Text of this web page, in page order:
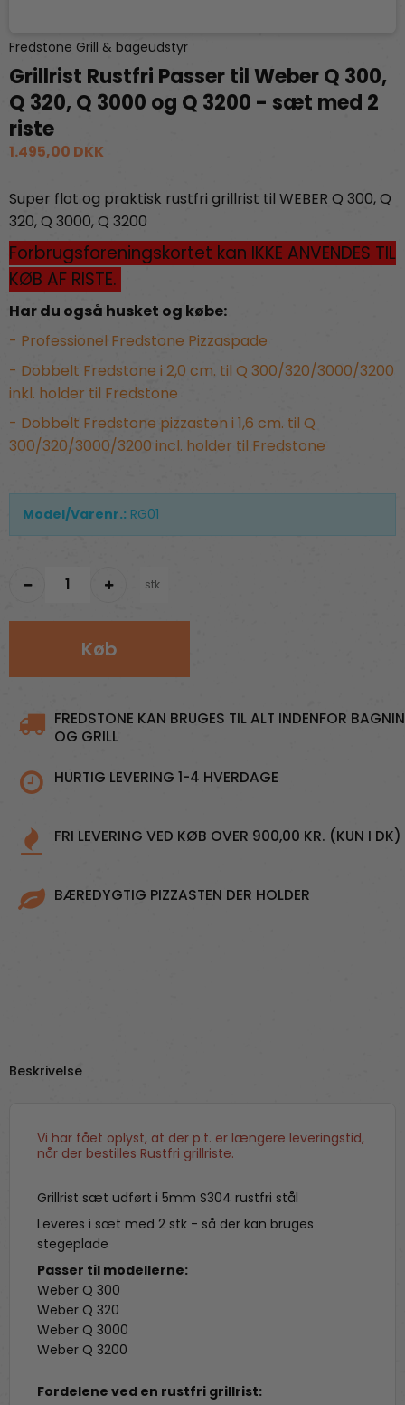
Fredstone Grill & bageudstyr
Grillrist Rustfri Passer til Weber Q 300,
Q 320, Q 3000 og Q 3200 - sæt med 2
riste
1.495,00 DKK
Super flot og praktisk rustfri grillrist til WEBER Q 300, Q
320, Q 3000, Q 3200
Forbrugsforeningskortet kan IKKE ANVENDES TIL
KØB AF RISTE.
Har du også husket og købe:
- Professionel Fredstone Pizzaspade
- Dobbelt Fredstone i 2,0 cm. til Q 300/320/3000/3200
inkl. holder til Fredstone
- Dobbelt Fredstone pizzasten i 1,6 cm. til Q
300/320/3000/3200 incl. holder til Fredstone
Model/Varenr.: RG01
stk.
Køb
FREDSTONE KAN BRUGES TIL ALT INDENFOR
OG GRILL
HURTIG LEVERING 1-4 HVERDAGE
FRI LEVERING VED KØB OVER 900,00 KR. (KUN I DK)
BÆREDYGTIG PIZZASTEN DER HOLDER
Beskrivelse
Vi har fået oplyst, at der p.t. er længere leveringstid,
når der bestilles Rustfri grillriste.
Grillrist sæt udført i 5mm S304 rustfri stål
Leveres i sæt med 2 stk - så der kan bruges
stegeplade
Passer til modellerne:
Weber Q 300
Weber Q 320
Weber Q 3000
Weber Q 3200
Fordelene ved en rustfri grillrist: